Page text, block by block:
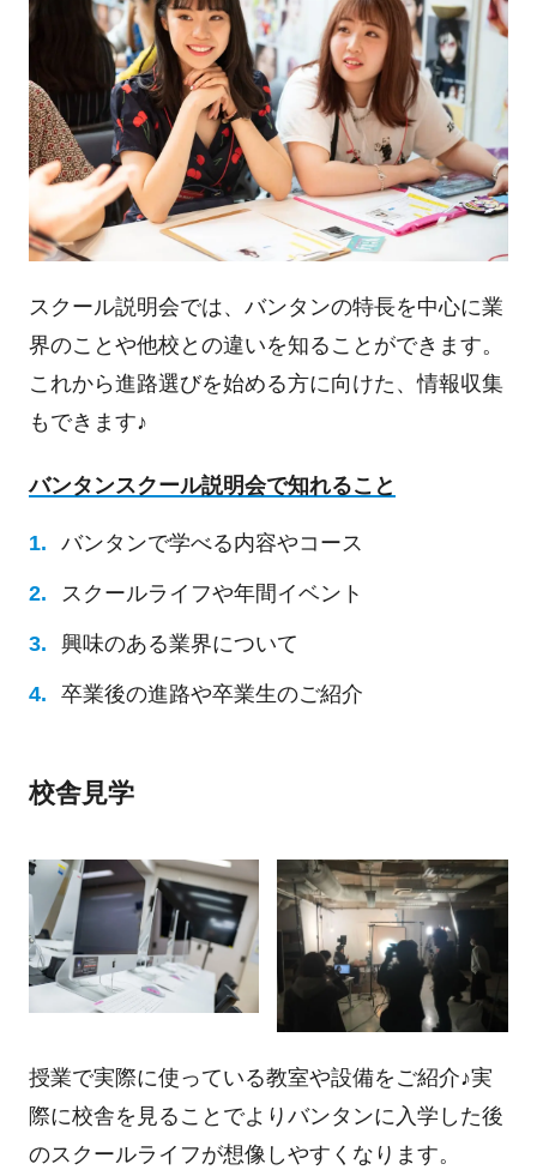
スクール説明会では、バンタンの特長を中心に業
界のことや他校との違いを知ることができます。
これから進路選びを始める方に向けた、情報収集
もできます♪
バンタンスクール説明会で知れること
バンタンで学べる内容やコース
スクールライフや年間イベント
興味のある業界について
卒業後の進路や卒業生のご紹介
校舎見学
授業で実際に使っている教室や設備をご紹介♪実
際に校舎を見ることでよりバンタンに入学した後
のスクールライフが想像しやすくなります。